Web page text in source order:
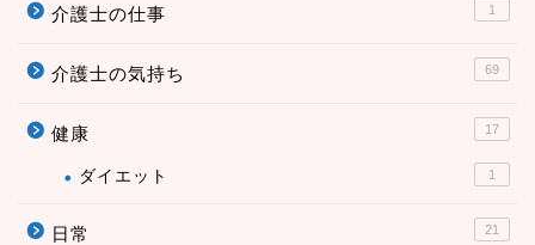
介護士の仕事 1
介護士の気持ち 69
健康 17
ダイエット 1
日常 21